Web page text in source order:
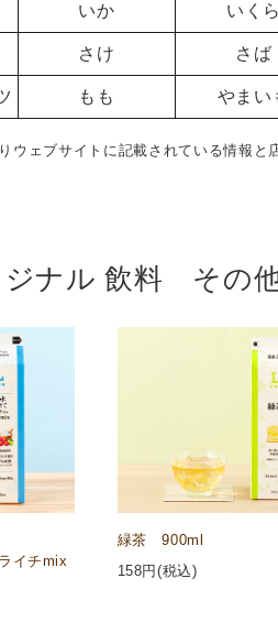
いか いくら
さけ さば
もも やまい
ェブサイトに記載されている情報と
ジナル 飲料 その
イチmix
緑茶 900ml
158円(税込)